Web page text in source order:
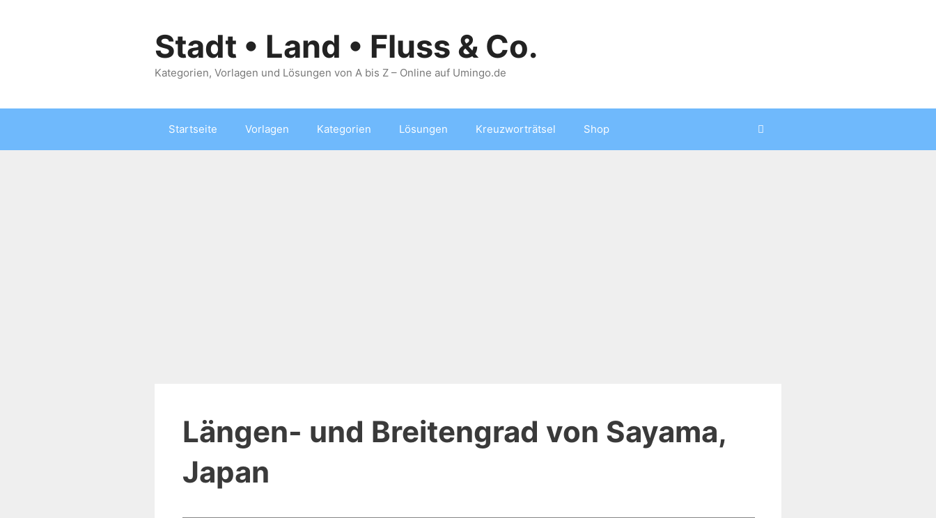
Stadt • Land • Fluss & Co.
Kategorien, Vorlagen und Lösungen von A bis Z – Online auf Umingo.de
Startseite Vorlagen Kategorien Lösungen Kreuzworträtsel Shop
Längen- und Breitengrad von Sayama,
Japan